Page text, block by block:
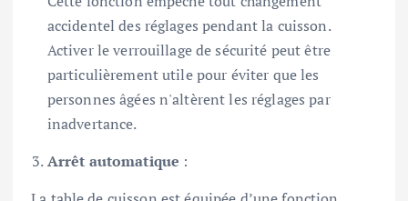
accidentel des réglages pendant la cuisson.
Activer le verrouillage de sécurité peut être
particulièrement utile pour éviter que les
personnes âgées n'altèrent les réglages par
inadvertance.
Arrêt automatique :